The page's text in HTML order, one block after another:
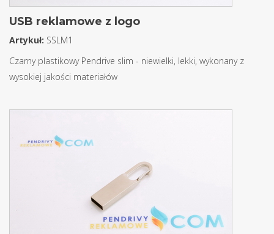
USB reklamowe z logo
Artykuł: SSLM1
Czarny plastikowy Pendrive slim - niewielki, lekki, wykonany z
wysokiej jakości materiałów